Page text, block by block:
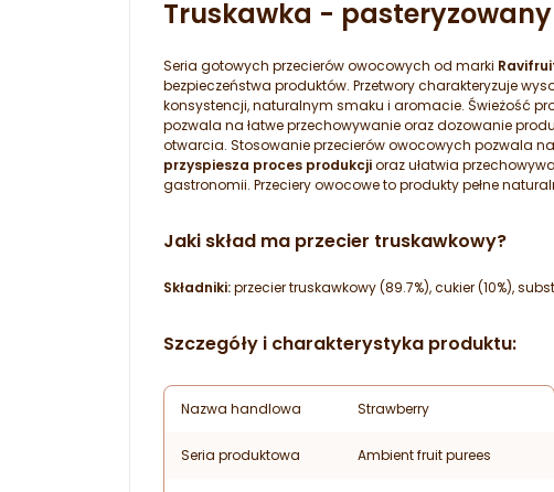
Truskawka -
Seria gotowych przecierów owocowych od marki
bezpieczeństwa produktów. Przetwory charakteryzuje
konsystencji, naturalnym smaku i aromacie. Świeżość
pozwala na łatwe przechowywanie oraz dozowanie
otwarcia. Stosowanie przecierów owocowych pozwala na
przyspiesza proces produkcjioraz ułatwia
gastronomii. Przeciery owocowe to produkty pełne
Jaki skład ma przecier truskawkowy?
Składniki:przecier truskawkowy (89.7%), cukier (10%),
Szczegóły i charakterystyka produktu:
Nazwa handlowa Strawberry
Seria produktowa Ambient fruit purees